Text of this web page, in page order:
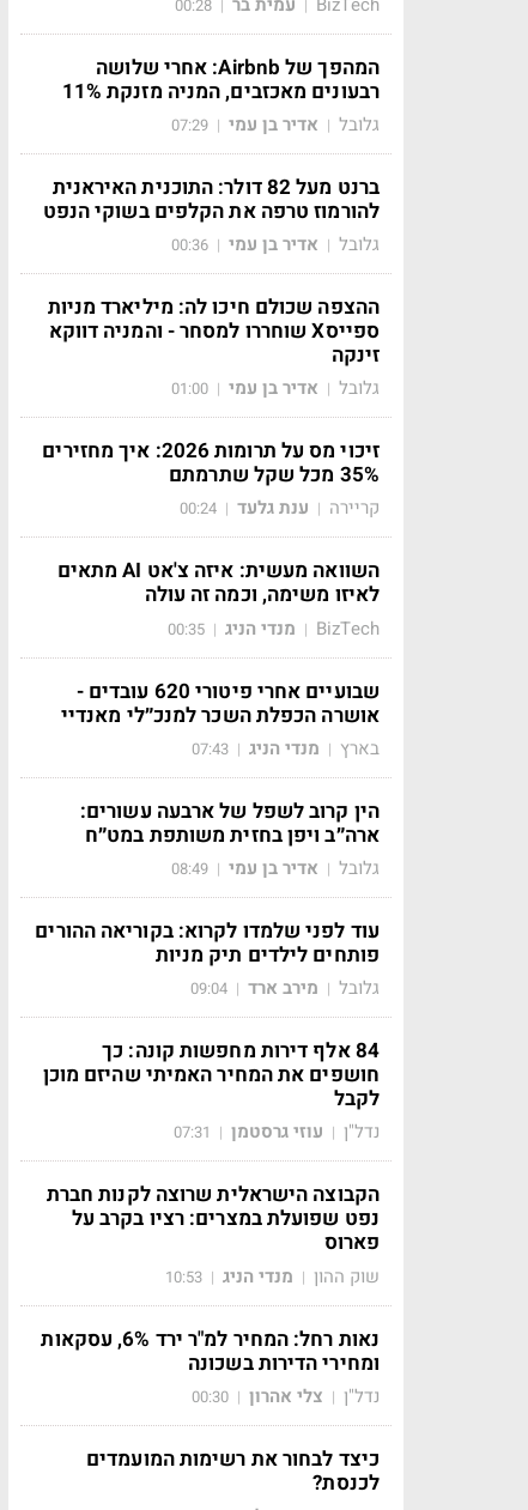
|
|
00:28
המהפך של Airbnb: אחרי שלושה
רבעונים מאכזבים, המניה מזנקת 11%
גלובל | אדיר בן עמי |
07:29
ברנט מעל 82 דולר: התוכנית האיראנית
להורמוז טרפה את הקלפים בשוקי הנפט
גלובל | אדיר בן עמי |
00:36
ההצפה שכולם חיכו לה: מיליארד מניות
ספייסX שוחררו למסחר - והמניה דווקא
זינקה
גלובל | אדיר בן עמי |
01:00
זיכוי מס על תרומות 2026: איך מחזירים
35% מכל שקל שתרמתם
קריירה | ענת גלעד |
00:24
השוואה מעשית: איזה צ'אט AI מתאים
לאיזו משימה, וכמה זה עולה
BizTech
| מנדי הניג |
00:35
שבועיים אחרי פיטורי 620 עובדים -
אושרה הכפלת השכר למנכ״לי מאנדיי
בארץ | מנדי הניג |
07:43
הין קרוב לשפל של ארבעה עשורים:
ארה״ב ויפן בחזית משותפת במט״ח
גלובל | אדיר בן עמי |
08:49
עוד לפני שלמדו לקרוא: בקוריאה ההורים
פותחים לילדים תיק מניות
גלובל | מירב ארד |
09:04
84 אלף דירות מחפשות קונה: כך
חושפים את המחיר האמיתי שהיזם מוכן
לקבל
נדל"ן | עוזי גרסטמן |
07:31
הקבוצה הישראלית שרוצה לקנות חברת
נפט שפועלת במצרים: רציו בקרב על
פארוס
שוק ההון | מנדי הניג |
10:53
נאות רחל: המחיר למ"ר ירד 6%, עסקאות
ומחירי הדירות בשכונה
נדל"ן | צלי אהרון |
00:30
כיצד לבחור את רשימות המועמדים
לכנסת?